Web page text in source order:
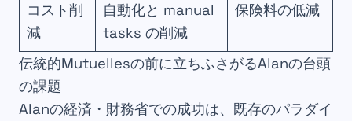
コスト削
減
自動化と manual
tasks の削減
保険料の低減
伝統的Mutuellesの前に立ちふさがるAlanの台頭
の課題
Alanの経済・財務省での成功は、既存のパラダイ